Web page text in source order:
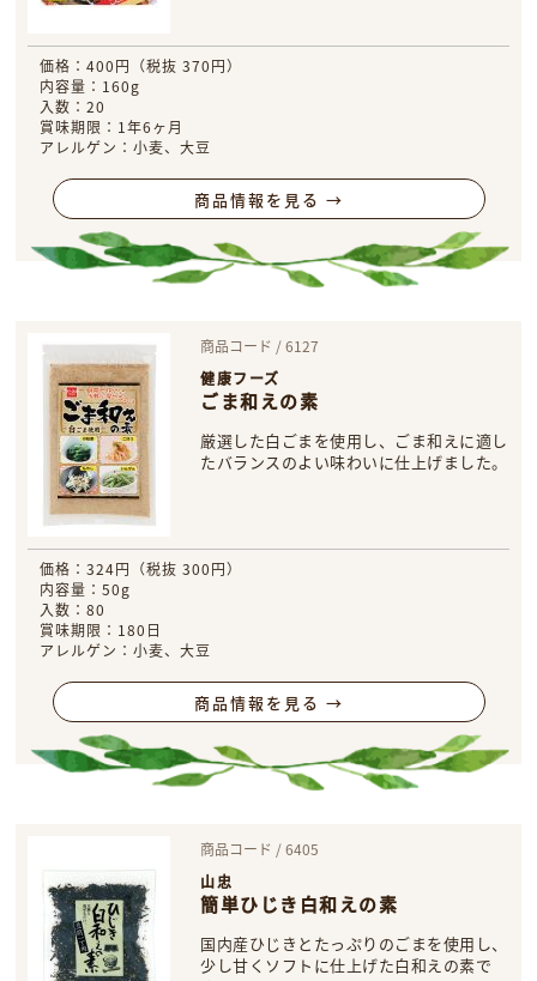
価格：400円（税抜 370円）
内容量：160g
入数：20
賞味期限：1年6ヶ月
アレルゲン：小麦、大豆
商品情報を見る →
商品コード / 6127
健康フーズ
ごま和えの素
厳選した白ごまを使用し、ごま和えに適し
たバランスのよい味わいに仕上げました。
価格：324円（税抜 300円）
内容量：50g
入数：80
賞味期限：180日
アレルゲン：小麦、大豆
商品情報を見る →
商品コード / 6405
山忠
簡単ひじき白和えの素
国内産ひじきとたっぷりのごまを使用し、
少し甘くソフトに仕上げた白和えの素で